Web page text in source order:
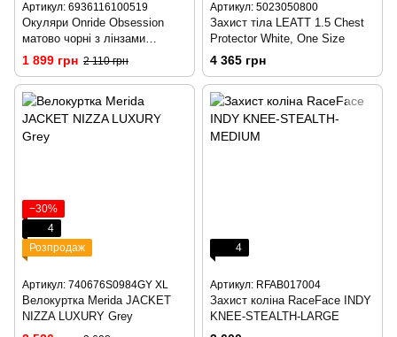
Артикул: 6936116100519
Окуляри Onride Obsession
матово чорні з лінзами
Photochromic clear to grey (84-
1 899 грн 2 110 грн
Артикул: 5023050800
Захист тіла LEATT 1.5 Chest
Protector White, One Size
4 365 грн
−30%
4
Розпродаж
Артикул: 740676S0984GY XL
Велокуртка Merida JACKET
NIZZA LUXURY Grey
4
Артикул: RFAB017004
Захист коліна RaceFace INDY
KNEE-STEALTH-LARGE